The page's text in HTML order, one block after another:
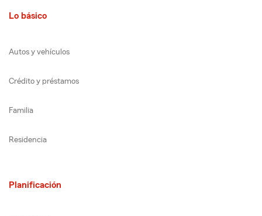
Lo básico
Autos y vehículos
Crédito y préstamos
Familia
Residencia
Planificación